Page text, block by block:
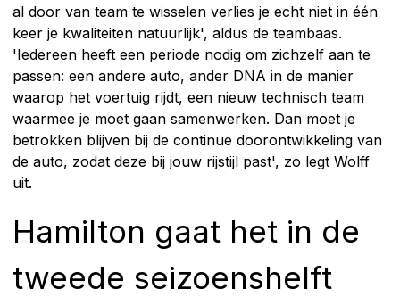
al door van team te wisselen verlies je echt niet in één
keer je kwaliteiten natuurlijk', aldus de teambaas.
'Iedereen heeft een periode nodig om zichzelf aan te
passen: een andere auto, ander DNA in de manier
waarop het voertuig rijdt, een nieuw technisch team
waarmee je moet gaan samenwerken. Dan moet je
betrokken blijven bij de continue doorontwikkeling van
de auto, zodat deze bij jouw rijstijl past', zo legt Wolff
uit.
Hamilton gaat het in de
tweede seizoenshelft